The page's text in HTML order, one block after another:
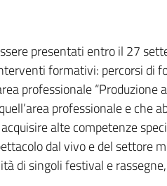
presentati entro il 27
formativi: percorsi di
professionale
professionale e che
alte competenze
dal vivo e del settore
di singoli festival e